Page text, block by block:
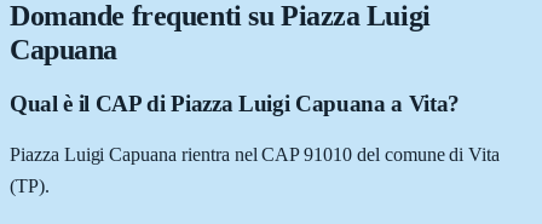
Domande frequenti su Piazza Luigi
Capuana
Qual è il CAP di Piazza Luigi Capuana a Vita?
Piazza Luigi Capuana rientra nel CAP 91010 del comune di Vita
(TP).